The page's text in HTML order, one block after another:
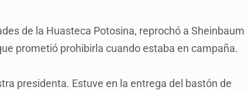
de la Huasteca Potosina, reprochó a Sheinbaum
prometió prohibirla cuando estaba en campaña.
presidenta. Estuve en la entrega del bastón de